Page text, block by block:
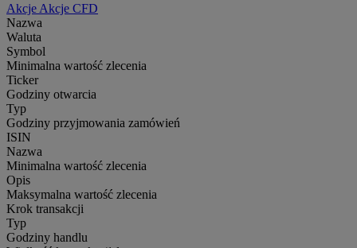
Akcje Akcje CFD
Nazwa
Waluta
Symbol
Minimalna wartość zlecenia
Ticker
Godziny otwarcia
Typ
Godziny przyjmowania zamówień
ISIN
Nazwa
Minimalna wartość zlecenia
Opis
Maksymalna wartość zlecenia
Krok transakcji
Typ
Godziny handlu